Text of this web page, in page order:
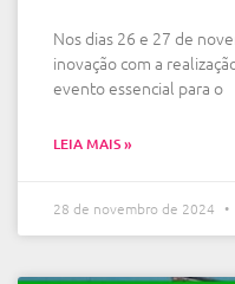
Nos dias 26 e 27 de
inovação com a
evento essencial para o
LEIA MAIS »
28 de novembro de 2024